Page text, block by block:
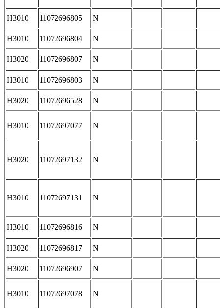
H3010 11072696805 N
H3010 11072696804 N
H3020 11072696807 N
H3010 11072696803 N
H3020 11072696528 N
H3010 11072697077 N
H3020 11072697132 N
H3010 11072697131 N
H3010 11072696816 N
H3020 11072696817 N
H3020 11072696907 N
H3010 11072697078 N